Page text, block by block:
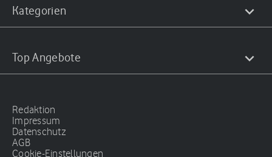
Kategorien
Top Angebote
Redaktion
Impressum
Datenschutz
AGB
Cookie-Einstellungen